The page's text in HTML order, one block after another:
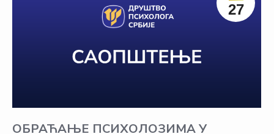
27
ОБРАЋАЊЕ ПСИХОЛОЗИМА У